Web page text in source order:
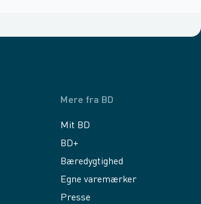
Mere fra BD
Mit BD
BD+
Bæredygtighed
Egne varemærker
Presse